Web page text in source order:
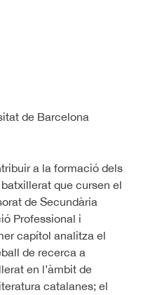
de Barcelona
a la formació dels
que cursen el
de Secundària
Professional i
capítol analitza el
de recerca a
en l’àmbit de
catalanes; el